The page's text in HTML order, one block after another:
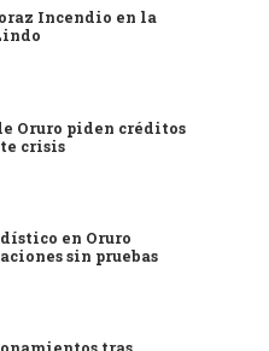
Incendio en la
Oruro piden créditos
crisis
en Oruro
sin pruebas
tras